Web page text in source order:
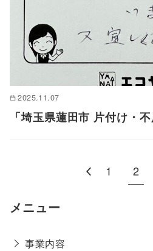
2025.11.07
「埼玉県蓮田市 片付け・
1 2
メニュー
事業内容